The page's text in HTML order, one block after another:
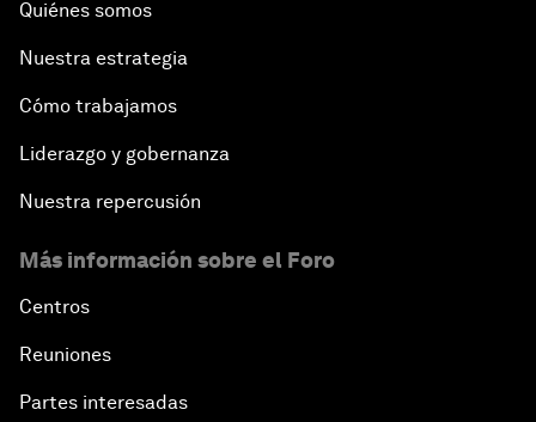
Quiénes somos
Nuestra estrategia
Cómo trabajamos
Liderazgo y gobernanza
Nuestra repercusión
Más información sobre el Foro
Centros
Reuniones
Partes interesadas